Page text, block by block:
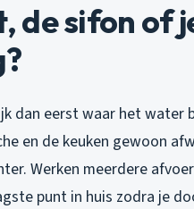
de sifon of
dan eerst waar het water
en de keuken gewoon
Werken meerdere
punt in huis zodra je